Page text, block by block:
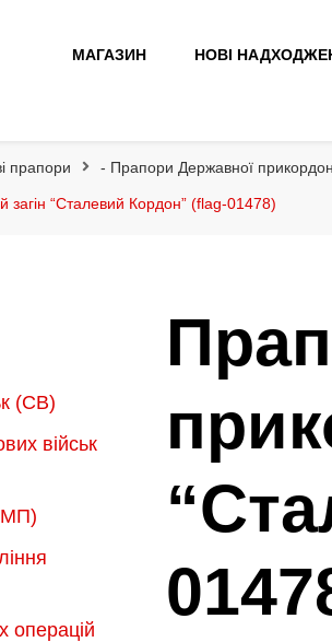
МАГАЗИН НОВІ
прапори - Прапори Державної
“Сталевий Кордон” (flag-01478)
(СВ)
військ
операцій